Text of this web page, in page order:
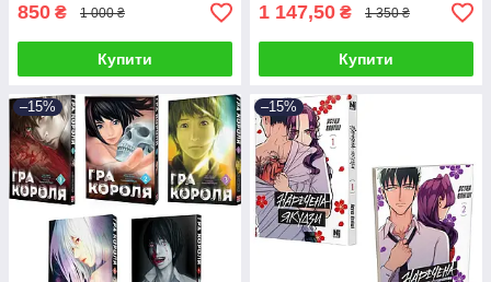
850 ₴ 1 000 ₴
Купити
1 147,50 ₴ 1 350 ₴
Купити
–15% –15%